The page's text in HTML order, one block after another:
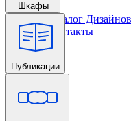
Шкафы
Главная Каталог Дизайнов
Проекта Контакты
Публикации
Главная